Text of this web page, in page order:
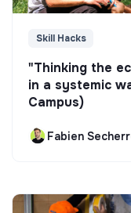
Skill Hacks
"Thinking the
in a systemic
Campus)
Fabien